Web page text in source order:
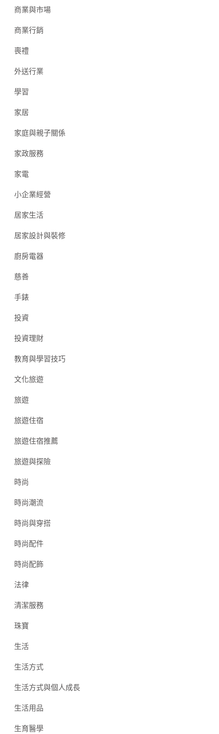
商業與市場
商業行銷
喪禮
外送行業
學習
家居
家庭與親子關係
家政服務
家電
小企業經營
居家生活
居家設計與裝修
廚房電器
慈善
手錶
投資
投資理財
教育與學習技巧
文化旅遊
旅遊
旅遊住宿
旅遊住宿推薦
旅遊與探險
時尚
時尚潮流
時尚與穿搭
時尚配件
時尚配飾
法律
清潔服務
珠寶
生活
生活方式
生活方式與個人成長
生活用品
生育醫學